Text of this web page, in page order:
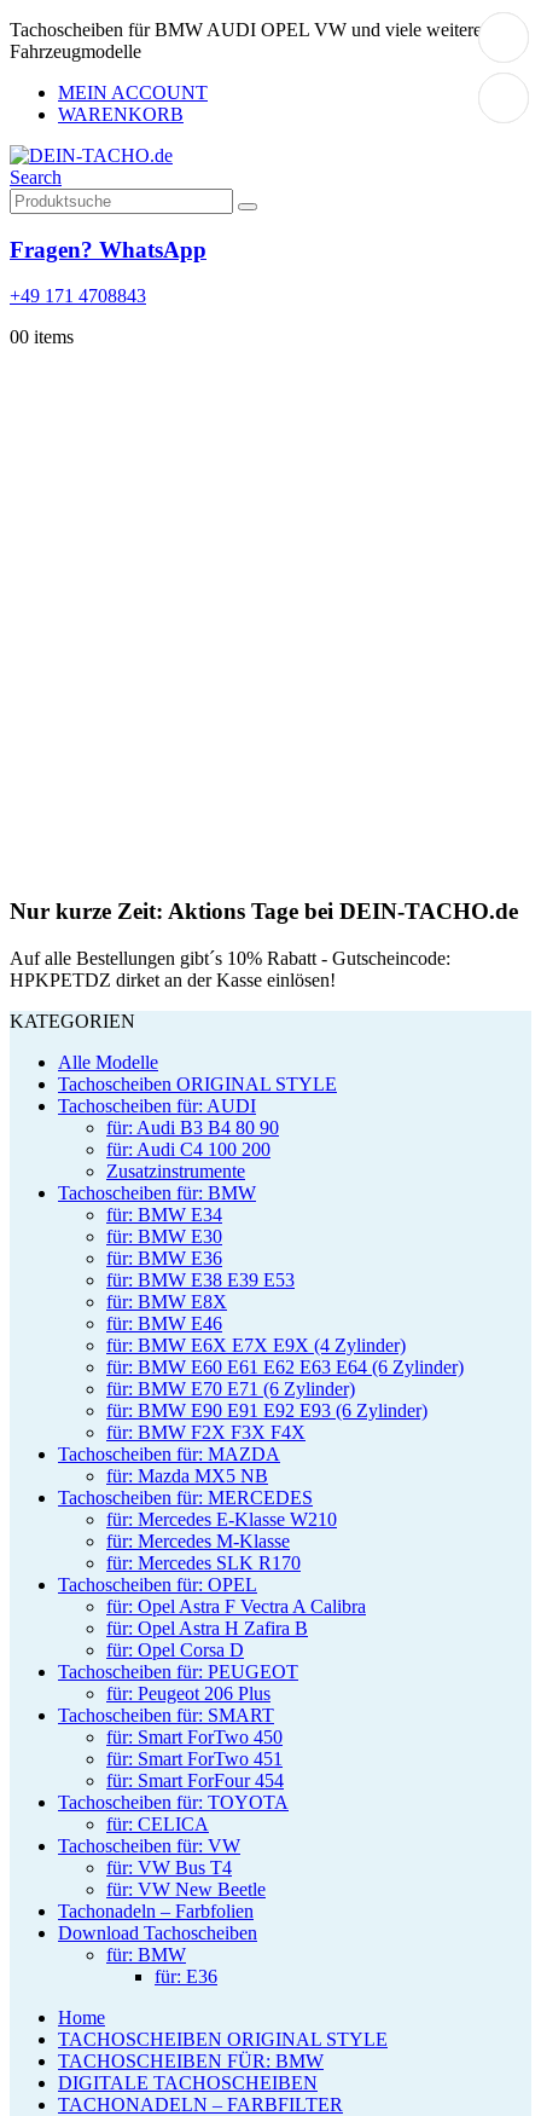
Tachoscheiben für BMW AUDI OPEL VW und viele weitere
Fahrzeugmodelle
MEIN ACCOUNT
WARENKORB
Search
Fragen? WhatsApp
+49 171 4708843
00 items
Nur kurze Zeit: Aktions Tage bei DEIN-TACHO.de
Auf alle Bestellungen gibt´s 10% Rabatt - Gutscheincode:
HPKPETDZ dirket an der Kasse einlösen!
KATEGORIEN
Alle Modelle
Tachoscheiben ORIGINAL STYLE
Tachoscheiben für: AUDI
für: Audi B3 B4 80 90
für: Audi C4 100 200
Zusatzinstrumente
Tachoscheiben für: BMW
für: BMW E34
für: BMW E30
für: BMW E36
für: BMW E38 E39 E53
für: BMW E8X
für: BMW E46
für: BMW E6X E7X E9X (4 Zylinder)
für: BMW E60 E61 E62 E63 E64 (6 Zylinder)
für: BMW E70 E71 (6 Zylinder)
für: BMW E90 E91 E92 E93 (6 Zylinder)
für: BMW F2X F3X F4X
Tachoscheiben für: MAZDA
für: Mazda MX5 NB
Tachoscheiben für: MERCEDES
für: Mercedes E-Klasse W210
für: Mercedes M-Klasse
für: Mercedes SLK R170
Tachoscheiben für: OPEL
für: Opel Astra F Vectra A Calibra
für: Opel Astra H Zafira B
für: Opel Corsa D
Tachoscheiben für: PEUGEOT
für: Peugeot 206 Plus
Tachoscheiben für: SMART
für: Smart ForTwo 450
für: Smart ForTwo 451
für: Smart ForFour 454
Tachoscheiben für: TOYOTA
für: CELICA
Tachoscheiben für: VW
für: VW Bus T4
für: VW New Beetle
Tachonadeln – Farbfolien
Download Tachoscheiben
für: BMW
für: E36
Home
TACHOSCHEIBEN ORIGINAL STYLE
TACHOSCHEIBEN FÜR: BMW
DIGITALE TACHOSCHEIBEN
TACHONADELN – FARBFILTER